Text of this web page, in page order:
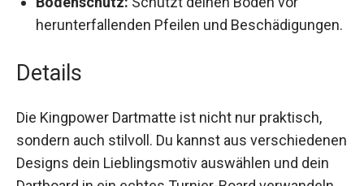
herunterfallenden Pfeilen und
Beschädigungen.
Details
Die Kingpower Dartmatte ist nicht nur praktisch,
sondern auch stilvoll. Du kannst aus
verschiedenen Designs dein Lieblingsmotiv